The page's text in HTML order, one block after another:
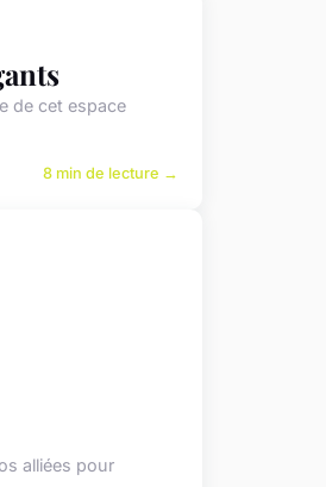
de cet espace
8 min de lecture →
alliées pour